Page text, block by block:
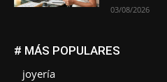
03/08/2026
# MÁS POPULARES
joyería